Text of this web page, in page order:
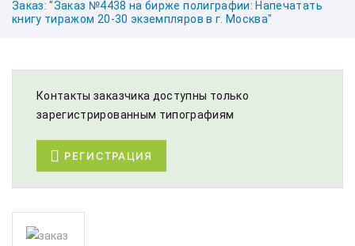
Заказ: "Заказ №4438 на бирже полиграфии: Напечатать
книгу тиражом 20-30 экземпляров в г. Москва"
Контакты заказчика доступны только
зарегистрированным типографиям
РЕГИСТРАЦИЯ